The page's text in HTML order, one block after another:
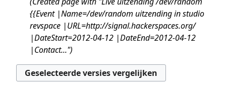
i
n
g
s
s
a
m
n
b
e
w
e
r
k
2012
{{Event |Name=/dev/random uitzending in studio
revspace |URL=http://signal.hackerspaces.org/
|DateStart=2012-04-12 |DateEnd=2012-04-12
|Contact..."